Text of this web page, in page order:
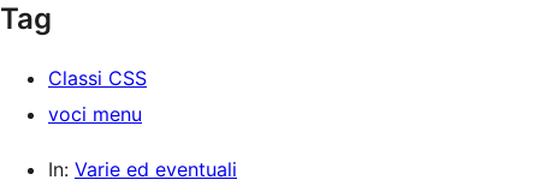
Tag
Classi CSS
voci menu
In: Varie ed eventuali